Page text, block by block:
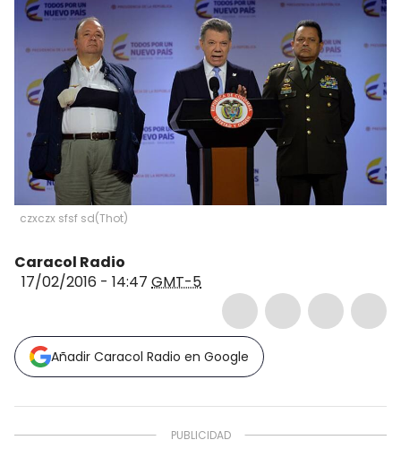
czxczx sfsf sd(Thot)
Caracol Radio
17/02/2016 - 14:47 GMT-5
Añadir Caracol Radio en Google